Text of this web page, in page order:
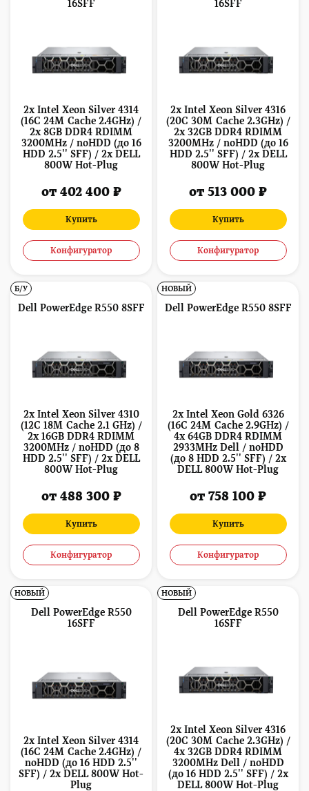
16SFF
2x Intel Xeon Silver 4314
(16C 24M Cache 2.4GHz) /
2x 8GB DDR4 RDIMM
3200MHz / noHDD (до 16
HDD 2.5'' SFF) / 2x DELL
800W Hot-Plug
от 402 400 ₽
Купить
Конфигуратор
16SFF
2x Intel Xeon Silver 4316
(20C 30M Cache 2.3GHz) /
2x 32GB DDR4 RDIMM
3200MHz / noHDD (до 16
HDD 2.5'' SFF) / 2x DELL
800W Hot-Plug
от 513 000 ₽
Купить
Конфигуратор
Dell PowerEdge R550 8SFF
2x Intel Xeon Silver 4310
(12C 18M Cache 2.1 GHz) /
2x 16GB DDR4 RDIMM
3200MHz / noHDD (до 8
HDD 2.5'' SFF) / 2x DELL
800W Hot-Plug
от 488 300 ₽
Купить
Конфигуратор
Б/У
Dell PowerEdge R550 8SFF
2x Intel Xeon Gold 6326
(16C 24M Cache 2.9GHz) /
4x 64GB DDR4 RDIMM
2933MHz Dell / noHDD
(до 8 HDD 2.5'' SFF) / 2x
DELL 800W Hot-Plug
от 758 100 ₽
Купить
Конфигуратор
НОВЫЙ
Dell PowerEdge R550
16SFF
2x Intel Xeon Silver 4314
(16C 24M Cache 2.4GHz) /
noHDD (до 16 HDD 2.5''
SFF) / 2x DELL 800W Hot-
Plug
НОВЫЙ
Dell PowerEdge R550
16SFF
2x Intel Xeon Silver 4316
(20C 30M Cache 2.3GHz) /
4x 32GB DDR4 RDIMM
3200MHz Dell / noHDD
(до 16 HDD 2.5'' SFF) / 2x
DELL 800W Hot-Plug
НОВЫЙ